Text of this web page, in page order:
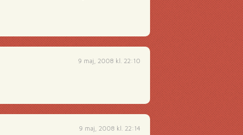
9 maj, 2008 kl. 22:10
9 maj, 2008 kl. 22:14